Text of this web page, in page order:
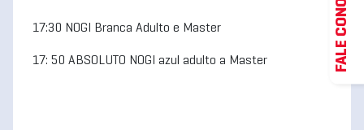
17:30 NOGI Branca Adulto e Master
17: 50 ABSOLUTO NOGI azul adulto a Master